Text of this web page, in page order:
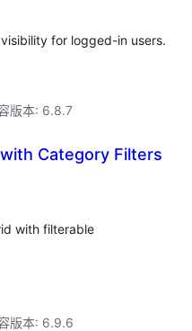
for logged-in users.
版本: 6.8.7
Category Filters
with filterable
版本: 6.9.6